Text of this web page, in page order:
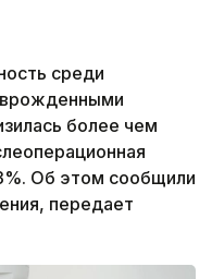
среди
более чем
Об этом сообщили
передает